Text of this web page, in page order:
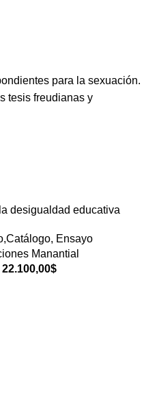
para la sexuación.
tesis freudianas y
desigualdad educativa
, Ensayo
Manantial
22.100,00$